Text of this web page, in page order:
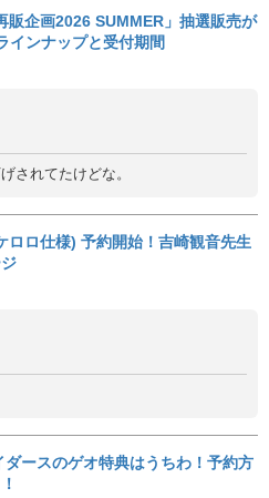
販企画2026 SUMMER」抽選販売が
インナップと受付期間
されてたけどな。
ロロ仕様) 予約開始！吉崎観音先生
ダースのゲオ特典はうちわ！予約方